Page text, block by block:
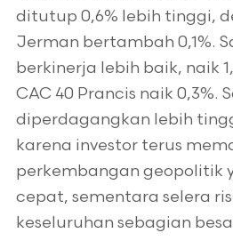
ditutup 0,6% lebih tinggi,
Jerman bertambah 0,1%.
berkinerja lebih baik, naik
CAC 40 Prancis naik 0,3%.
diperdagangkan lebih
karena investor terus
perkembangan geopolitik
cepat, sementara selera
keseluruhan sebagian